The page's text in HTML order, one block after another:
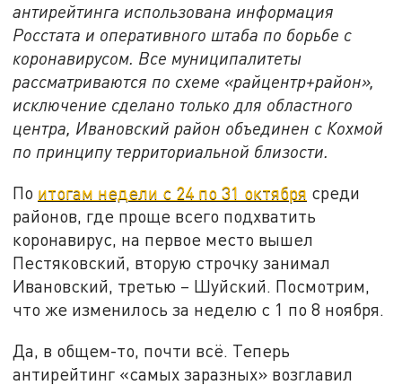
антирейтинга использована информация
Росстата и оперативного штаба по борьбе с
коронавирусом. Все муниципалитеты
рассматриваются по схеме «райцентр+район»,
исключение сделано только для областного
центра, Ивановский район объединен с Кохмой
по принципу территориальной близости.
По итогам недели с 24 по 31 октября среди
районов, где проще всего подхватить
коронавирус, на первое место вышел
Пестяковский, вторую строчку занимал
Ивановский, третью – Шуйский. Посмотрим,
что же изменилось за неделю с 1 по 8 ноября.
Да, в общем-то, почти всё. Теперь
антирейтинг «самых заразных» возглавил